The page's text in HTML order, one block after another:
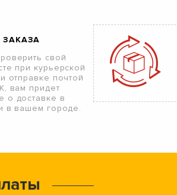
ЗАКАЗА
свой
при курьерской
отправке почтой
вам придет
о доставке в
в вашем городе.